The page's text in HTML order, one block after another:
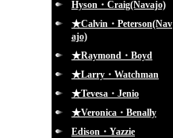
Hyson・Craig(Navajo)
★Calvin・Peterson(Nav
ajo)
★Raymond・Boyd
★Larry・Watchman
★Tevesa・Jenio
★Veronica・Benally
Edison・Yazzie